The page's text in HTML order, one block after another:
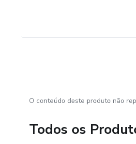
O conteúdo deste produto não
Todos os